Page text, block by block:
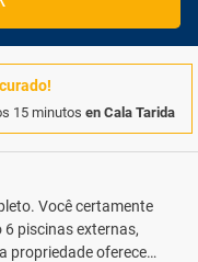
15 minutos en Cala Tarida
Você certamente
piscinas externas,
propriedade oferece